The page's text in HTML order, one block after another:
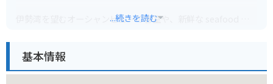
伊勢湾を望むオーシャンビューの客室や、新鮮な seafood が
周辺には、夫婦岩で有名な二見浦や、伊勢神宮、鳥羽水族館な
...続きを読む
基本情報